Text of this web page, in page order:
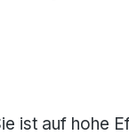
ist auf hohe